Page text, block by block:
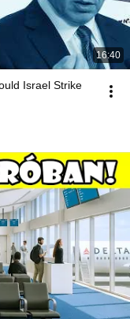
16:40
Israel Strike